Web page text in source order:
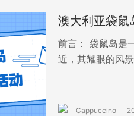
澳大利亚袋鼠
前言： 袋鼠岛是
近，其耀眼的风
Cappuccino